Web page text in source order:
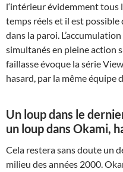
l‘intérieur évidemment tous
temps réels et il est possible
dans la paroi.
simultanés en pleine action
faillasse évoque la série
hasard, par la même équipe
Un loup dans le
un loup dans Okami,
Cela restera sans doute un
milieu des années 2000.